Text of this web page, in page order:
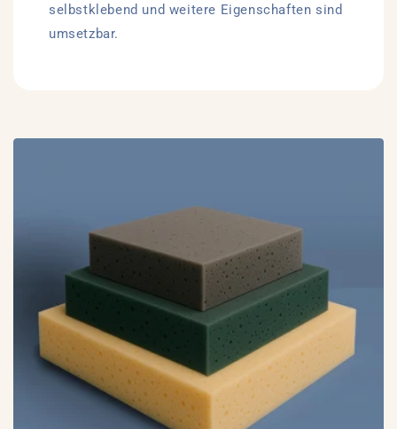
selbstklebend und weitere Eigenschaften sind
umsetzbar.